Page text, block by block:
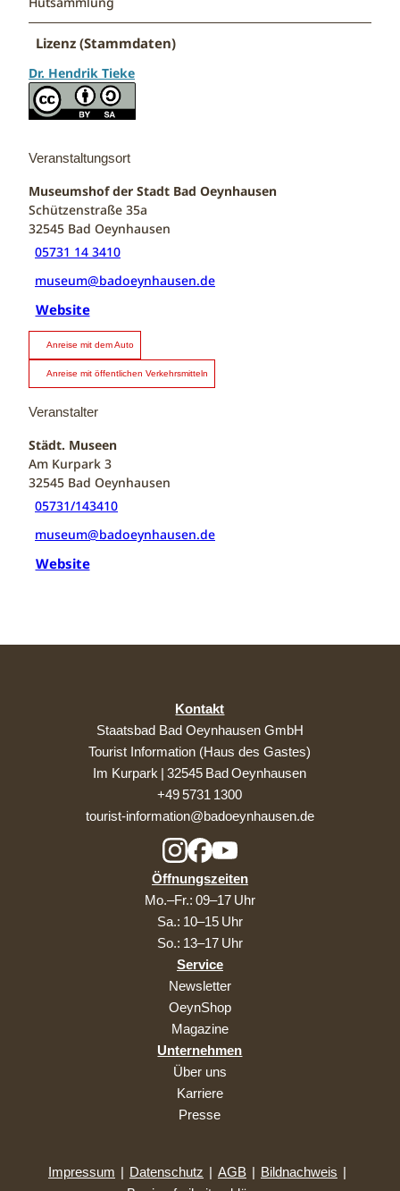
Lizenz (Stammdaten)
Dr. Hendrik Tieke
Veranstaltungsort
Museumshof der Stadt Bad Oeynhausen
Schützenstraße 35a
32545 Bad Oeynhausen
05731 14 3410
museum@badoeynhausen.de
Website
Anreise mit dem Auto
Anreise mit öffentlichen Verkehrsmitteln
Veranstalter
Städt. Museen
Am Kurpark 3
32545 Bad Oeynhausen
05731/143410
museum@badoeynhausen.de
Website
Kontakt
Staatsbad Bad Oeynhausen GmbH
Tourist Information (Haus des Gastes)
Im Kurpark | 32545 Bad Oeynhausen
+49 5731 1300
tourist-information@badoeynhausen.de
Öffnungszeiten
Mo.–Fr.: 09–17 Uhr
Sa.: 10–15 Uhr
So.: 13–17 Uhr
Service
Newsletter
OeynShop
Magazine
Unternehmen
Über uns
Karriere
Presse
Impressum | Datenschutz | AGB | Bildnachweis |